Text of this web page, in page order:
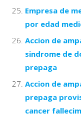
Empresa de
por edad
Accion de
sindrome de
prepaga
Accion de
prepaga
cancer